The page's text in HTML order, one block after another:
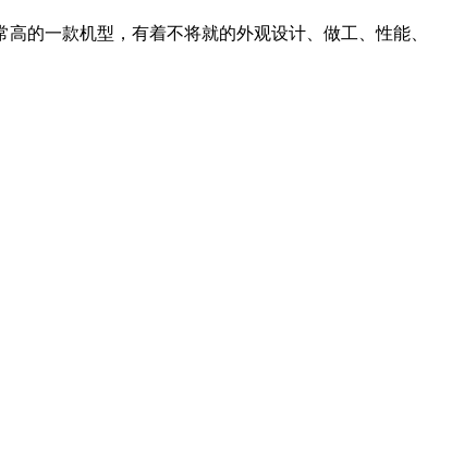
的一款机型，有着不将就的外观设计、做工、性能、